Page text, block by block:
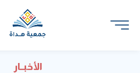
الأخبــار